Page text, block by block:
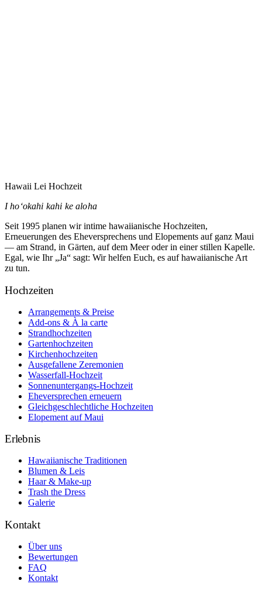
Hawaii Lei Hochzeit
I hoʻokahi kahi ke aloha
Seit 1995 planen wir intime hawaiianische Hochzeiten,
Erneuerungen des Eheversprechens und Elopements auf ganz Maui
— am Strand, in Gärten, auf dem Meer oder in einer stillen Kapelle.
Egal, wie Ihr „Ja“ sagt: Wir helfen Euch, es auf hawaiianische Art
zu tun.
Hochzeiten
Arrangements & Preise
Add-ons & À la carte
Strandhochzeiten
Gartenhochzeiten
Kirchenhochzeiten
Ausgefallene Zeremonien
Wasserfall-Hochzeit
Sonnenuntergangs-Hochzeit
Eheversprechen erneuern
Gleichgeschlechtliche Hochzeiten
Elopement auf Maui
Erlebnis
Hawaiianische Traditionen
Blumen & Leis
Haar & Make-up
Trash the Dress
Galerie
Kontakt
Über uns
Bewertungen
FAQ
Kontakt